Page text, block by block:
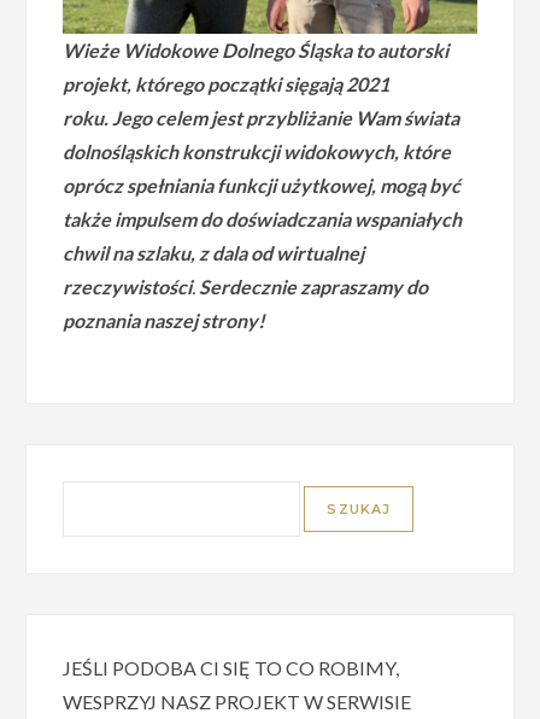
Wieże Widokowe Dolnego Śląska to autorski
projekt, którego początki sięgają 2021
roku.Jego celem jest przybliżanie Wam świata
dolnośląskich konstrukcji widokowych, które
oprócz spełniania funkcji użytkowej, mogą być
także impulsem do doświadczania wspaniałych
chwil na szlaku, z dala od wirtualnej
rzeczywistości.Serdecznie zapraszamy do
poznania naszej strony!
JEŚLI PODOBA CI SIĘ TO CO ROBIMY,
WESPRZYJ NASZ PROJEKT W SERWISIE